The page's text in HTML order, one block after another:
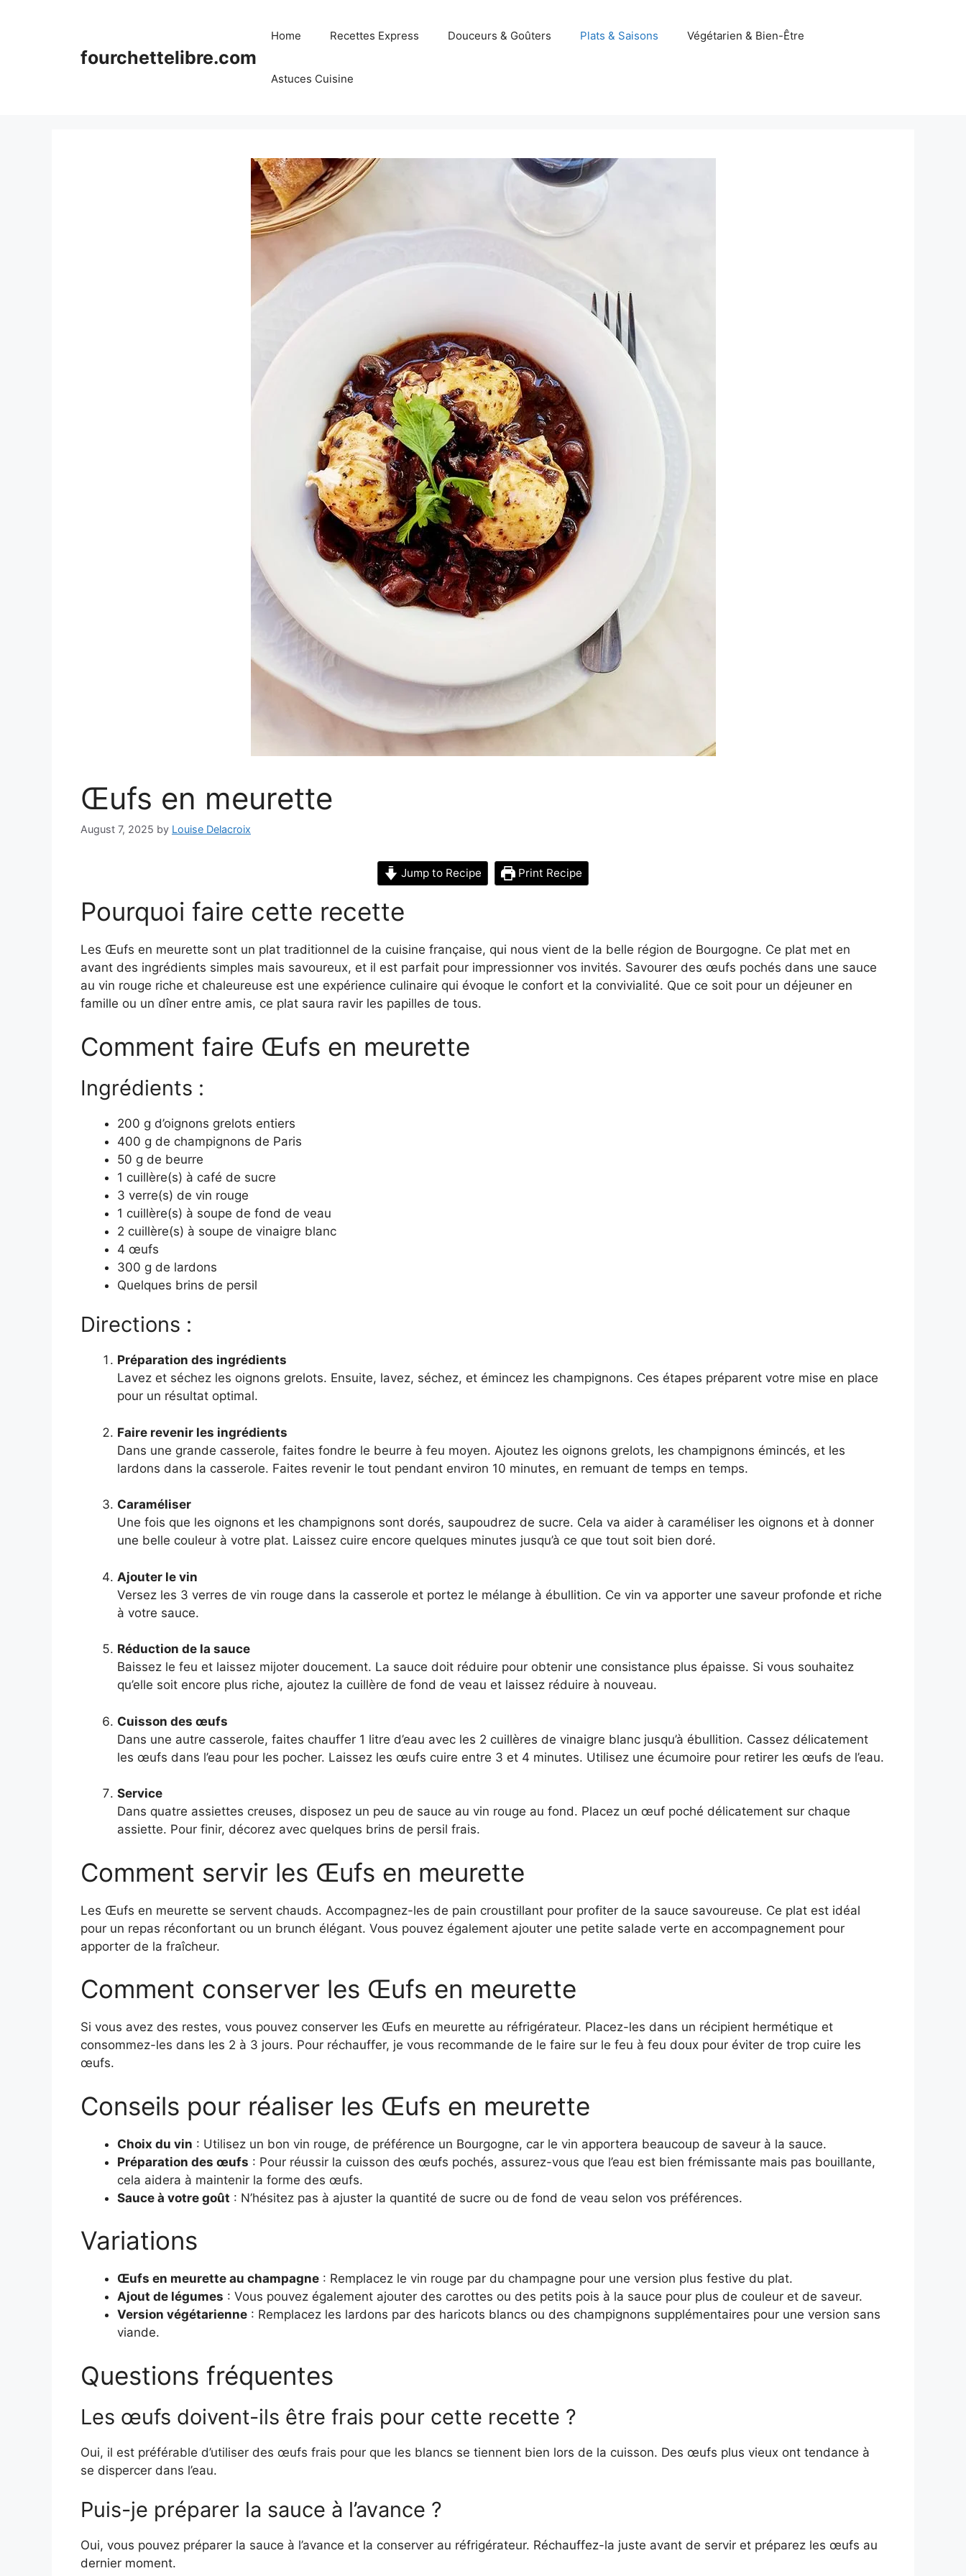
fourchettelibre.com
Home Recettes Express Douceurs & Goûters Plats & Saisons Végétarien & Bien-Être
Astuces Cuisine
Œufs en meurette
August 7, 2025 by Louise Delacroix
Jump to Recipe Print Recipe
Pourquoi faire cette recette
Les Œufs en meurette sont un plat traditionnel de la cuisine française, qui nous vient de la belle région de Bourgogne. Ce plat met en
avant des ingrédients simples mais savoureux, et il est parfait pour impressionner vos invités. Savourer des œufs pochés dans une sauce
au vin rouge riche et chaleureuse est une expérience culinaire qui évoque le confort et la convivialité. Que ce soit pour un déjeuner en
famille ou un dîner entre amis, ce plat saura ravir les papilles de tous.
Comment faire Œufs en meurette
Ingrédients :
200 g d’oignons grelots entiers
400 g de champignons de Paris
50 g de beurre
1 cuillère(s) à café de sucre
3 verre(s) de vin rouge
1 cuillère(s) à soupe de fond de veau
2 cuillère(s) à soupe de vinaigre blanc
4 œufs
300 g de lardons
Quelques brins de persil
Directions :
Préparation des ingrédients
Lavez et séchez les oignons grelots. Ensuite, lavez, séchez, et émincez les champignons. Ces étapes préparent votre mise en place
pour un résultat optimal.
Faire revenir les ingrédients
Dans une grande casserole, faites fondre le beurre à feu moyen. Ajoutez les oignons grelots, les champignons émincés, et les
lardons dans la casserole. Faites revenir le tout pendant environ 10 minutes, en remuant de temps en temps.
Caraméliser
Une fois que les oignons et les champignons sont dorés, saupoudrez de sucre. Cela va aider à caraméliser les oignons et à donner
une belle couleur à votre plat. Laissez cuire encore quelques minutes jusqu’à ce que tout soit bien doré.
Ajouter le vin
Versez les 3 verres de vin rouge dans la casserole et portez le mélange à ébullition. Ce vin va apporter une saveur profonde et riche
à votre sauce.
Réduction de la sauce
Baissez le feu et laissez mijoter doucement. La sauce doit réduire pour obtenir une consistance plus épaisse. Si vous souhaitez
qu’elle soit encore plus riche, ajoutez la cuillère de fond de veau et laissez réduire à nouveau.
Cuisson des œufs
Dans une autre casserole, faites chauffer 1 litre d’eau avec les 2 cuillères de vinaigre blanc jusqu’à ébullition. Cassez délicatement
les œufs dans l’eau pour les pocher. Laissez les œufs cuire entre 3 et 4 minutes. Utilisez une écumoire pour retirer les œufs de l’eau.
Service
Dans quatre assiettes creuses, disposez un peu de sauce au vin rouge au fond. Placez un œuf poché délicatement sur chaque
assiette. Pour finir, décorez avec quelques brins de persil frais.
Comment servir les Œufs en meurette
Les Œufs en meurette se servent chauds. Accompagnez-les de pain croustillant pour profiter de la sauce savoureuse. Ce plat est idéal
pour un repas réconfortant ou un brunch élégant. Vous pouvez également ajouter une petite salade verte en accompagnement pour
apporter de la fraîcheur.
Comment conserver les Œufs en meurette
Si vous avez des restes, vous pouvez conserver les Œufs en meurette au réfrigérateur. Placez-les dans un récipient hermétique et
consommez-les dans les 2 à 3 jours. Pour réchauffer, je vous recommande de le faire sur le feu à feu doux pour éviter de trop cuire les
œufs.
Conseils pour réaliser les Œufs en meurette
Choix du vin : Utilisez un bon vin rouge, de préférence un Bourgogne, car le vin apportera beaucoup de saveur à la sauce.
Préparation des œufs : Pour réussir la cuisson des œufs pochés, assurez-vous que l’eau est bien frémissante mais pas bouillante,
cela aidera à maintenir la forme des œufs.
Sauce à votre goût : N’hésitez pas à ajuster la quantité de sucre ou de fond de veau selon vos préférences.
Variations
Œufs en meurette au champagne : Remplacez le vin rouge par du champagne pour une version plus festive du plat.
Ajout de légumes : Vous pouvez également ajouter des carottes ou des petits pois à la sauce pour plus de couleur et de saveur.
Version végétarienne : Remplacez les lardons par des haricots blancs ou des champignons supplémentaires pour une version sans
viande.
Questions fréquentes
Les œufs doivent-ils être frais pour cette recette ?
Oui, il est préférable d’utiliser des œufs frais pour que les blancs se tiennent bien lors de la cuisson. Des œufs plus vieux ont tendance à
se dispercer dans l’eau.
Puis-je préparer la sauce à l’avance ?
Oui, vous pouvez préparer la sauce à l’avance et la conserver au réfrigérateur. Réchauffez-la juste avant de servir et préparez les œufs au
dernier moment.